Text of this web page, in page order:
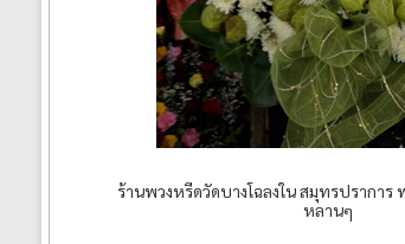
ร้านพวงหรีดวัดบางโฉลงใน สมุทรปราการ
หลานๆ